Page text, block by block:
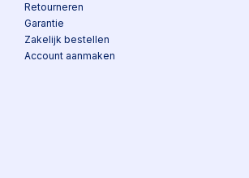
Retourneren
Garantie
Zakelijk bestellen
Account aanmaken